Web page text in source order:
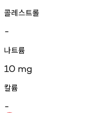
콜레스트롤
-
나트륨
10 mg
칼륨
-